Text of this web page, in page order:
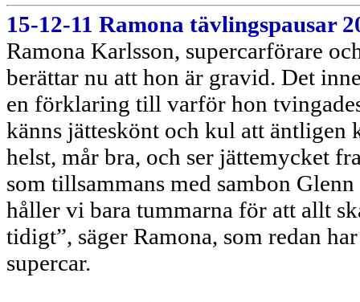
15-12-11 Ramona tävlingspausar
Ramona Karlsson, supercarförare
berättar nu att hon är gravid. Det
en förklaring till varför hon
känns jätteskönt och kul att äntligen
helst, mår bra, och ser jättemycket
som tillsammans med sambon
håller vi bara tummarna för att allt
tidigt”, säger Ramona, som redan
supercar.